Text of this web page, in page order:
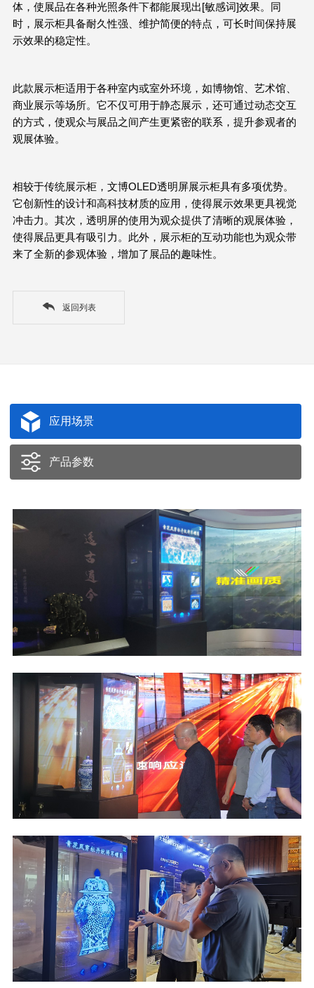
体，使展品在各种光照条件下都能展现出[敏感词]效果。同
时，展示柜具备耐久性强、维护简便的特点，可长时间保持展
示效果的稳定性。
此款展示柜适用于各种室内或室外环境，如博物馆、艺术馆、
商业展示等场所。它不仅可用于静态展示，还可通过动态交互
的方式，使观众与展品之间产生更紧密的联系，提升参观者的
观展体验。
相较于传统展示柜，文博OLED透明屏展示柜具有多项优势。
它创新性的设计和高科技材质的应用，使得展示效果更具视觉
冲击力。其次，透明屏的使用为观众提供了清晰的观展体验，
使得展品更具有吸引力。此外，展示柜的互动功能也为观众带
来了全新的参观体验，增加了展品的趣味性。
返回列表
应用场景
产品参数